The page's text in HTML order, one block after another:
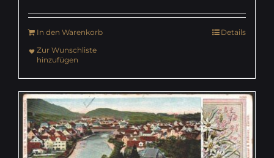
In den Warenkorb
Details
Zur Wunschliste
hinzufügen